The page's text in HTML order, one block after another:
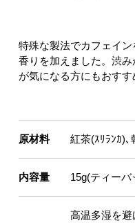
特殊な製法でカフェイ
香りを加えました。渋
が気になる方にもおすす
原材料 紅茶(ｽﾘﾗﾝｶ)､
内容量 15g(ティーバ
高温多湿を避